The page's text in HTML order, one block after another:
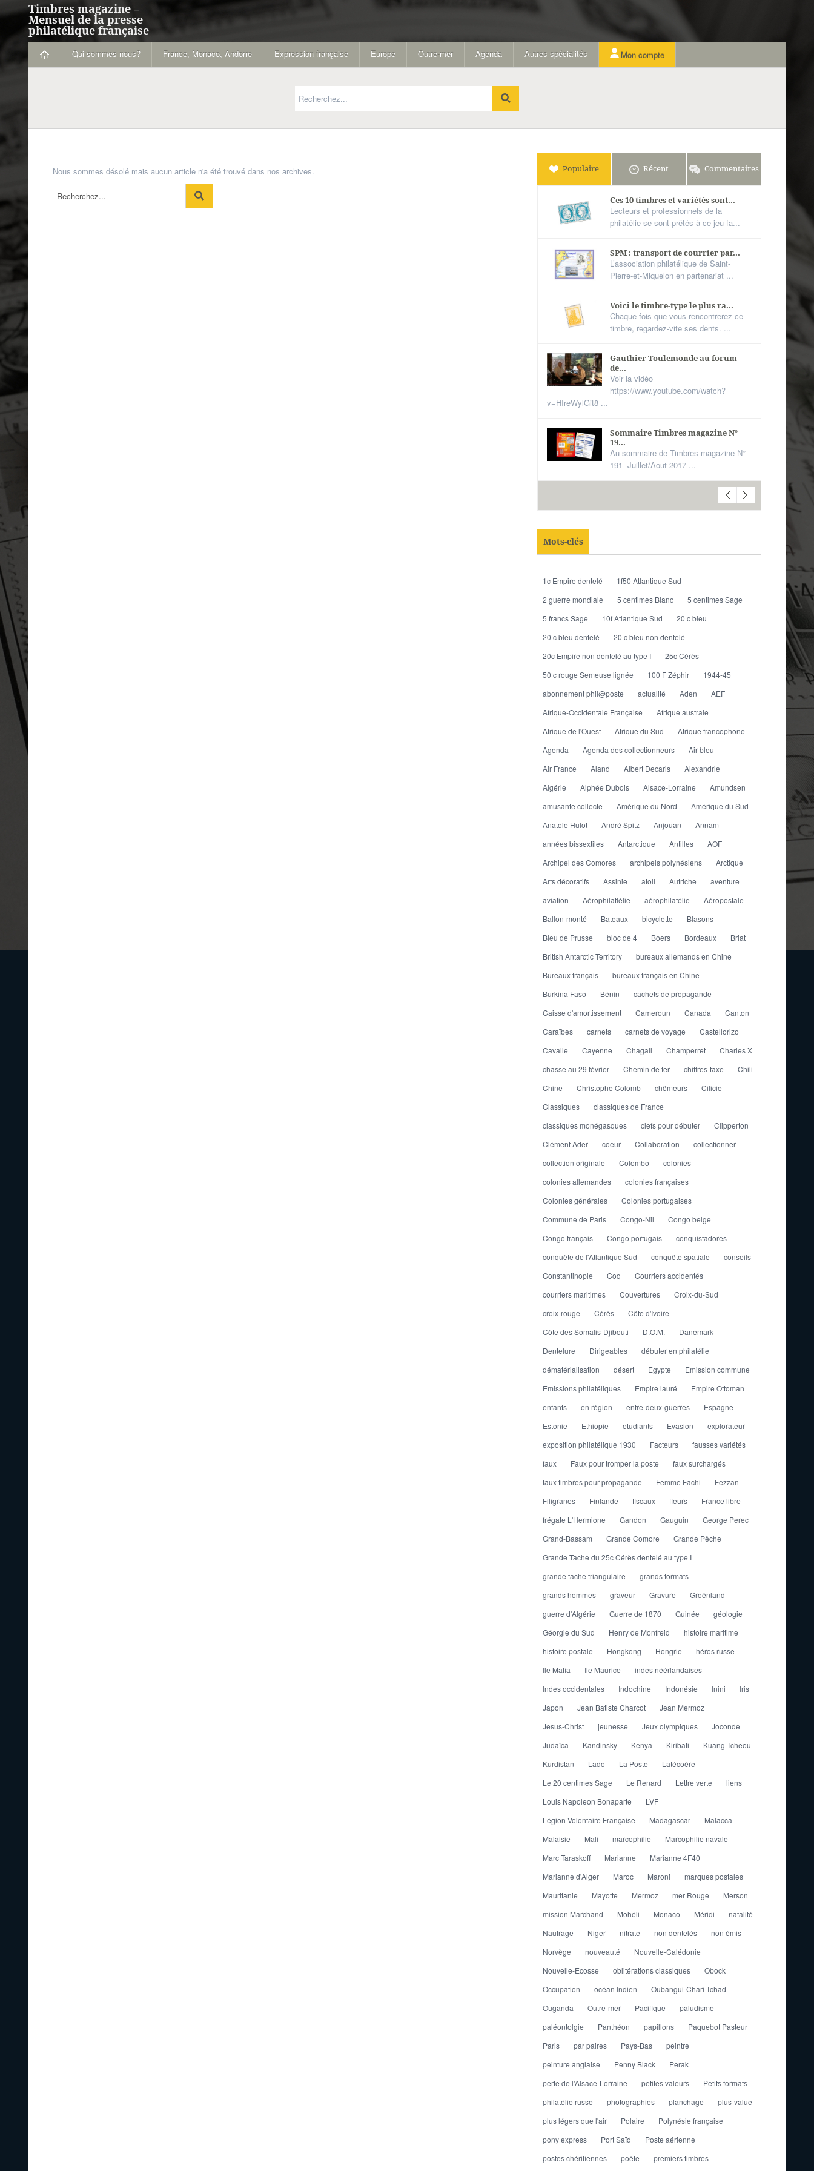
Timbres magazine –
Mensuel de la presse
philatélique française
Qui sommes nous? France, Monaco, Andorre Expression française Europe Outre-mer Agenda Autres spécialités Mon compte
Nous sommes désolé mais aucun article n'a été trouvé dans nos archives. Populaire Récent Commentaires
Ces 10 timbres et variétés sont...
Lecteurs et professionnels de la
philatélie se sont prêtés à ce jeu fa...
SPM : transport de courrier par...
L’association philatélique de Saint-
Pierre-et-Miquelon en partenariat ...
Voici le timbre-type le plus ra...
Chaque fois que vous rencontrerez ce
timbre, regardez-vite ses dents. ...
Gauthier Toulemonde au forum
de...
Voir la vidéo
https://www.youtube.com/watch?
v=HIreWylGit8 ...
Sommaire Timbres magazine N°
19...
Au sommaire de Timbres magazine N°
191 Juillet/Aout 2017 ...
Mots-clés
1c Empire dentelé
1f50 Atlantique Sud
2 guerre mondiale
5 centimes Blanc
5 centimes Sage
5 francs Sage
10f Atlantique Sud
20 c bleu
20 c bleu dentelé
20 c bleu non dentelé
20c Empire non dentelé au type I
25c Cérès
50 c rouge Semeuse lignée
100 F Zéphir
1944-45
abonnement phil@poste
actualité Aden
AEF
Afrique-Occidentale Française
Afrique australe
Afrique de l'Ouest
Afrique du Sud
Afrique francophone
Agenda
Agenda des collectionneurs
Air bleu
Air France
Aland Albert Decaris
Alexandrie
Algérie
Alphée Dubois Alsace-Lorraine
Amundsen
amusante collecte
Amérique du Nord
Amérique du Sud
Anatole Hulot
André Spitz Anjouan
Annam
années bissextiles
Antarctique Antilles
AOF
Archipel des Comores
archipels polynésiens
Arctique
Arts décoratifs
Assinie atoll Autriche
aventure
aviation
Aérophilatlélie aérophilatélie
Aéropostale
Ballon-monté
Bateaux bicyclette
Blasons
Bleu de Prusse
bloc de 4 Boers Bordeaux
Briat
British Antarctic Territory
bureaux allemands en Chine
Bureaux français
bureaux français en Chine
Burkina Faso
Bénin
cachets de propagande
Caisse d'amortissement
Cameroun Canada
Canton
Caraïbes
carnets carnets de voyage
Castellorizo
Cavalle
Cayenne Chagall Champerret
Charles X
chasse au 29 février
Chemin de fer chiffres-taxe
Chili
Chine
Christophe Colomb chômeurs
Cilicie
Classiques
classiques de France
classiques monégasques
clefs pour débuter
Clipperton
Clément Ader
coeur Collaboration
collectionner
collection originale
Colombo
colonies
colonies allemandes
colonies françaises
Colonies générales
Colonies portugaises
Commune de Paris
Congo-Nil
Congo belge
Congo français
Congo portugais
conquistadores
conquête de l'Atlantique Sud
conquête spatiale
conseils
Constantinople
Coq
Courriers accidentés
courriers maritimes
Couvertures
Croix-du-Sud
croix-rouge
Cérès
Côte d'Ivoire
Côte des Somalis-Djibouti
D.O.M.
Danemark
Dentelure
Dirigeables
débuter en philatélie
dématérialisation
désert Egypte
Emission commune
Emissions philatéliques
Empire lauré
Empire Ottoman
enfants
en région entre-deux-guerres
Espagne
Estonie
Ethiopie etudiants Evasion
explorateur
exposition philatélique 1930
Facteurs
fausses variétés
faux
Faux pour tromper la poste
faux surchargés
faux timbres pour propagande
Femme Fachi
Fezzan
Filigranes
Finlande fiscaux fleurs
France libre
frégate L'Hermione
Gandon Gauguin
George Perec
Grand-Bassam
Grande Comore
Grande Pêche
Grande Tache du 25c Cérès dentelé au type I
grande tache triangulaire
grands formats
grands hommes
graveur Gravure
Groënland
guerre d'Algérie
Guerre de 1870 Guinée
géologie
Géorgie du Sud
Henry de Monfreid
histoire maritime
histoire postale
Hongkong Hongrie
héros russe
Ile Mafia
Ile Maurice
indes néérlandaises
Indes occidentales
Indochine Indonésie Inini
Iris
Japon
Jean Batiste Charcot
Jean Mermoz
Jesus-Christ
jeunesse Jeux olympiques
Joconde
Judaïca
Kandinsky Kenya Kiribati
Kuang-Tcheou
Kurdistan
Lado La Poste
Latécoère
Le 20 centimes Sage
Le Renard Lettre verte
liens
Louis Napoleon Bonaparte
LVF
Légion Volontaire Française
Madagascar
Malacca
Malaisie
Mali marcophilie
Marcophilie navale
Marc Taraskoff
Marianne
Marianne 4F40
Marianne d'Alger
Maroc Maroni
marques postales
Mauritanie
Mayotte Mermoz mer Rouge
Merson
mission Marchand
Mohéli Monaco Méridi
natalité
Naufrage
Niger nitrate non dentelés
non émis
Norvège
nouveauté
Nouvelle-Calédonie
Nouvelle-Ecosse
oblitérations classiques
Obock
Occupation
océan Indien
Oubangui-Chari-Tchad
Ouganda
Outre-mer Pacifique
paludisme
paléontolgie
Panthéon papillons
Paquebot Pasteur
Paris
par paires Pays-Bas
peintre
peinture anglaise
Penny Black
Perak
perte de l'Alsace-Lorraine
petites valeurs
Petits formats
philatélie russe
photographies planchage
plus-value
plus légers que l'air
Polaire
Polynésie française
pony express
Port Saïd
Poste aérienne
postes chérifiennes
poète premiers timbres